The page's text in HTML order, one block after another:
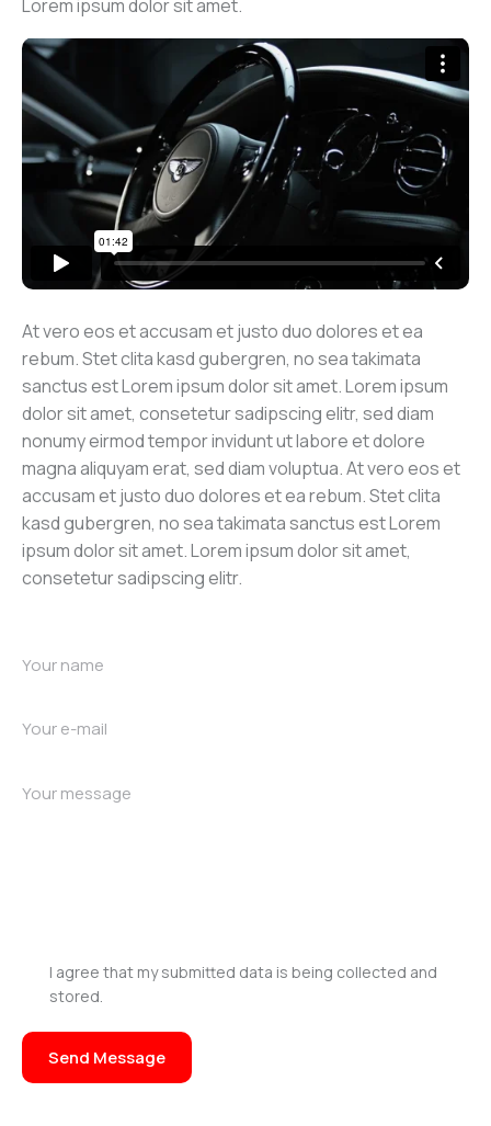
Lorem ipsum dolor sit amet.
At vero eos et accusam et justo duo dolores et ea
rebum. Stet clita kasd gubergren, no sea takimata
sanctus est Lorem ipsum dolor sit amet. Lorem ipsum
dolor sit amet, consetetur sadipscing elitr, sed diam
nonumy eirmod tempor invidunt ut labore et dolore
magna aliquyam erat, sed diam voluptua. At vero eos et
accusam et justo duo dolores et ea rebum. Stet clita
kasd gubergren, no sea takimata sanctus est Lorem
ipsum dolor sit amet. Lorem ipsum dolor sit amet,
consetetur sadipscing elitr.
I agree that my submitted data is being collected and
stored.
Send Message